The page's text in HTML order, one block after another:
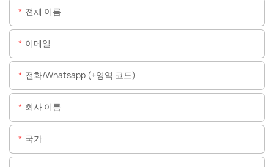
전체 이름
이메일
전화/whatsapp (+영역 코드)
회사 이름
국가